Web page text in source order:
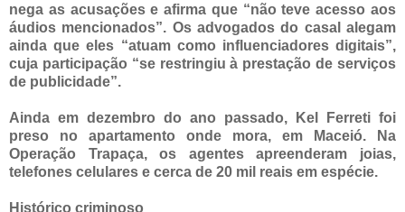
nega as acusações e afirma que “não teve acesso aos
áudios mencionados”. Os advogados do casal alegam
ainda que eles “atuam como influenciadores digitais”,
cuja participação “se restringiu à prestação de serviços
de publicidade”.
Ainda em dezembro do ano passado, Kel Ferreti foi
preso no apartamento onde mora, em Maceió. Na
Operação Trapaça, os agentes apreenderam joias,
telefones celulares e cerca de 20 mil reais em espécie.
Histórico criminoso